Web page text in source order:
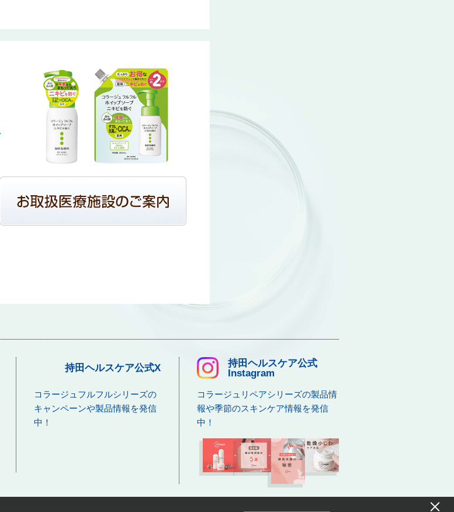
持田ヘルスケア公式X
コラージュフルフルシリーズの
キャンペーンや製品情報を発信
中！
持田ヘルスケア公式
Instagram
コラージュリペアシリーズの製品情
報や季節のスキンケア情報を発信
中！